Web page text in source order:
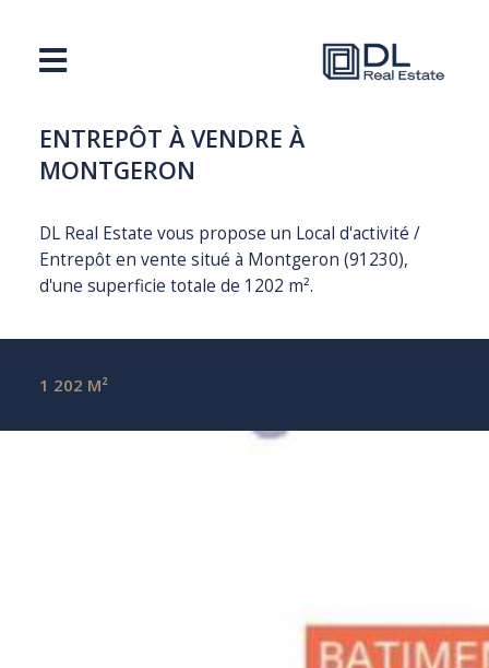
ENTREPÔT À VENDRE À
MONTGERON
DL Real Estate vous propose un Local d'activité /
Entrepôt en vente situé à Montgeron (91230),
d'une superficie totale de 1202 m².
1 202 M²